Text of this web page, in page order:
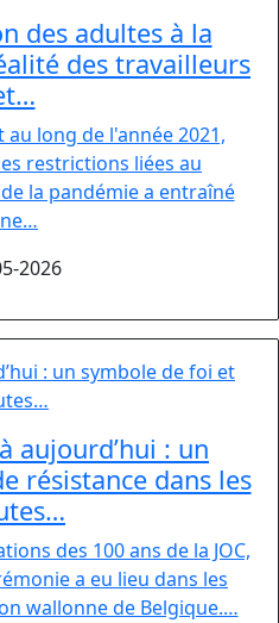
des adultes à la
des travailleurs
long de l'année 2021,
restrictions liées au
la pandémie a entraîné
2026
aujourd’hui : un
résistance dans les
des 100 ans de la JOC,
a eu lieu dans les
wallonne de Belgique.…